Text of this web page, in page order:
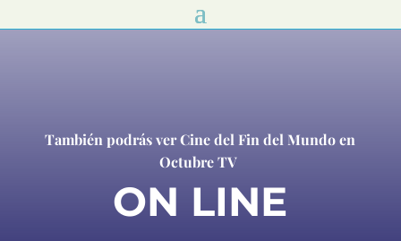
También podrás ver Cine del Fin del Mundo en
Octubre TV
ON LINE